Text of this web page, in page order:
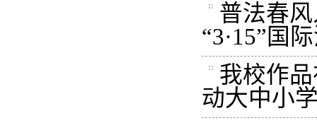
普法春
“3·15”国
我校作
动大中小